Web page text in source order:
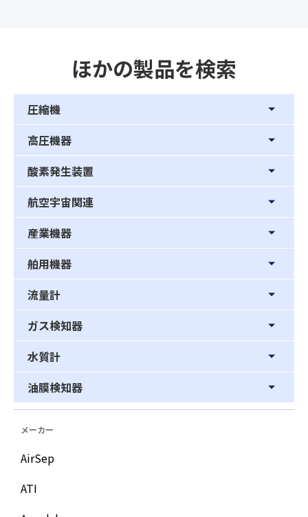
ほかの製品を検索
圧縮機
高圧機器
酸素発生装置
航空宇宙関連
産業機器
舶用機器
流量計
ガス検知器
水質計
油膜検知器
メーカー
AirSep
ATI